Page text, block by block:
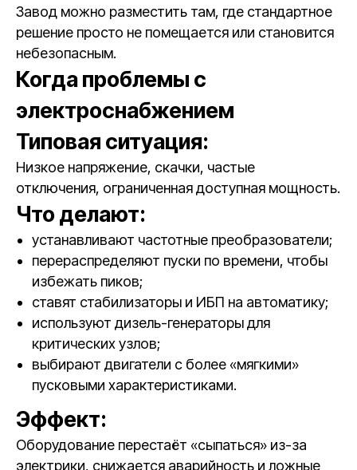
Завод можно разместить там, где стандартное
решение просто не помещается или становится
небезопасным.
Когда проблемы с
электроснабжением
Типовая ситуация:
Низкое напряжение, скачки, частые
отключения, ограниченная доступная мощность.
Что делают:
устанавливают частотные преобразователи;
перераспределяют пуски по времени, чтобы
избежать пиков;
ставят стабилизаторы и ИБП на автоматику;
используют дизель-генераторы для
критических узлов;
выбирают двигатели с более «мягкими»
пусковыми характеристиками.
Эффект:
Оборудование перестаёт «сыпаться» из-за
электрики, снижается аварийность и ложные